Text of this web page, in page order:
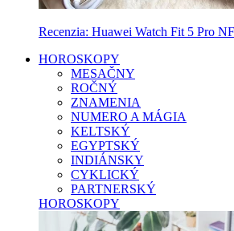
Recenzia: Huawei Watch Fit 5 Pro
HOROSKOPY
MESAČNY
ROČNÝ
ZNAMENIA
NUMERO A MÁGIA
KELTSKÝ
EGYPTSKÝ
INDIÁNSKY
CYKLICKÝ
PARTNERSKÝ
HOROSKOPY